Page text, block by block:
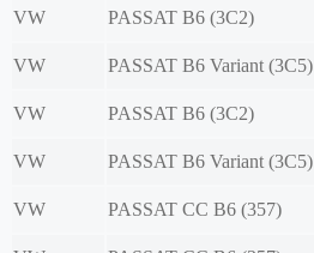
VW
PASSAT B6 (3C2)
VW
PASSAT B6 Variant (3C5)
VW
PASSAT B6 (3C2)
VW
PASSAT B6 Variant (3C5)
VW
PASSAT CC B6 (357)